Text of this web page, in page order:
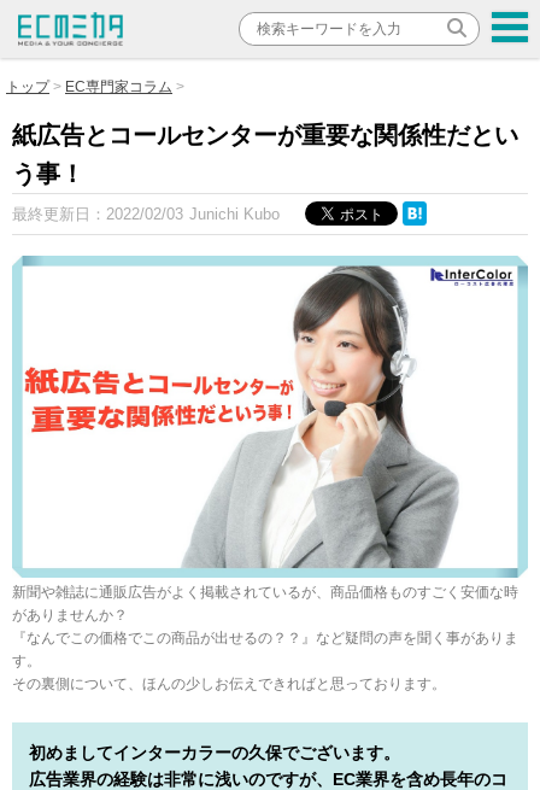
トップ EC専門家コラム
紙広告とコールセンターが重要な関係性だとい
う事！
最終更新日： 2022/02/03 Junichi Kubo
新聞や雑誌に通販広告がよく掲載されているが、商品価格ものすごく安価な時
がありませんか？
『なんでこの価格でこの商品が出せるの？？』など疑問の声を聞く事がありま
す。
その裏側について、ほんの少しお伝えできればと思っております。
初めましてインターカラーの久保でございます。
広告業界の経験は非常に浅いのですが、EC業界を含め長年のコ